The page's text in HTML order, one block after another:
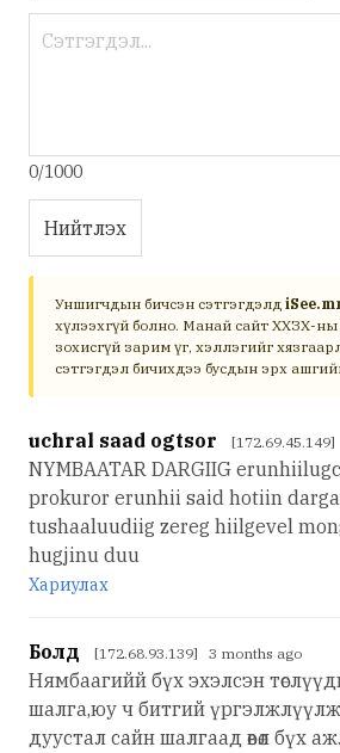
0/1000
Нийтлэх
Уншигчдын бичсэн сэтгэгдэлд
хүлээхгүй болно. Манай сайт ХХЗХ-
зохисгүй зарим үг, хэллэгийг
сэтгэгдэл бичихдээ бусдын эрх
uchral saad ogtsor
NYMBAATAR DARGIIG
prokuror erunhii said hotiin
tushaaluudiig zereg hiilgevel
hugjinu duu
Хариулах
Болд [172.68.93.139] 3 months ago
Нямбаагийй бүх эхэлсэн
шалга,юу ч битгий
дуустал сайн шалгаад өвөл бүх